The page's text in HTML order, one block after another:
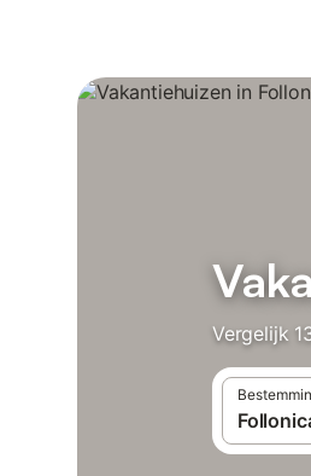
Vergelijk